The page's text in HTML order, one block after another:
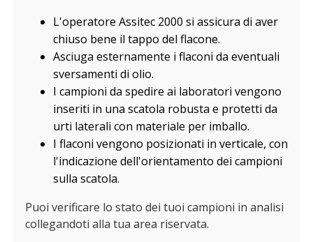
L'operatore Assitec 2000 si assicura di aver
chiuso bene il tappo del flacone.
Asciuga esternamente i flaconi da eventuali
sversamenti di olio.
I campioni da spedire ai laboratori vengono
inseriti in una scatola robusta e protetti da
urti laterali con materiale per imballo.
I flaconi vengono posizionati in verticale, con
l'indicazione dell'orientamento dei campioni
sulla scatola.
Puoi verificare lo stato dei tuoi campioni in analisi
collegandoti alla tua area riservata.